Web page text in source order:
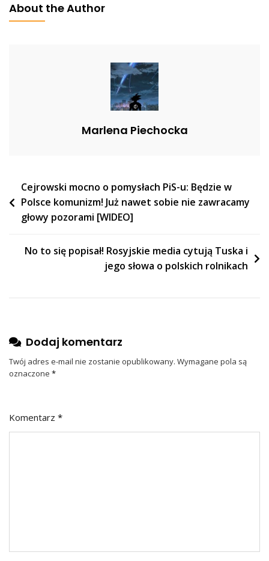
Pieniądze”
About the Author
Marlena Piechocka
Nawigacja
wpisu
Cejrowski mocno o pomysłach PiS-u: Będzie w
Polsce komunizm! Już nawet sobie nie zawracamy
głowy pozorami [WIDEO]
No to się popisał! Rosyjskie media cytują Tuska i
jego słowa o polskich rolnikach
Dodaj komentarz
Twój adres e-mail nie zostanie opublikowany. Wymagane pola są
oznaczone *
Komentarz *